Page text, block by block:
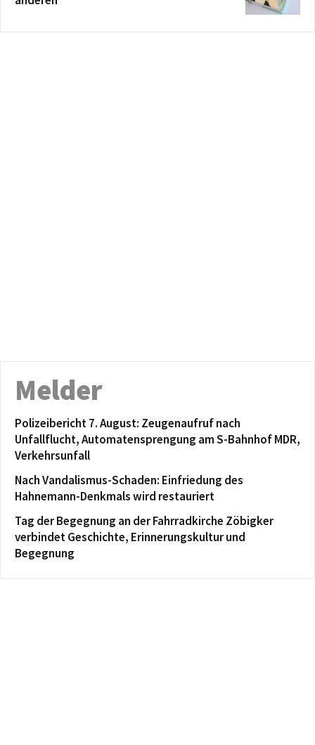
Melder
Polizeibericht 7. August: Zeugenaufruf nach
Unfallflucht, Automatensprengung am S-Bahnhof MDR,
Verkehrsunfall
Nach Vandalismus-Schaden: Einfriedung des
Hahnemann-Denkmals wird restauriert
Tag der Begegnung an der Fahrradkirche Zöbigker
verbindet Geschichte, Erinnerungskultur und
Begegnung